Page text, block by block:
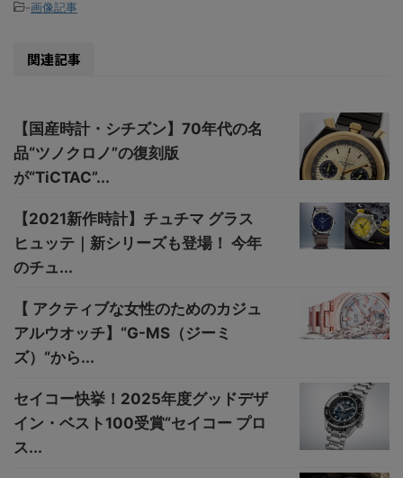
-画像記事
関連記事
【国産時計・シチズン】70年代の名
品“ツノクロノ”の復刻版
が“TiCTAC”...
【2021新作時計】チュチマ グラス
ヒュッテ｜新シリーズも登場！ 今年
のチュ...
【 アクティブな女性のためのカジュ
アルウオッチ】“G-MS（ジーミ
ズ）“から...
セイコー快挙！2025年度グッドデザ
イン・ベスト100受賞“セイコー プロ
ス...